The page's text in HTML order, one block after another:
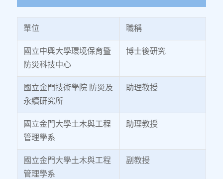
單位 職稱
國立中興大學環境保育暨
防災科技中心
博士後研究
國立金門技術學院 防災及
永續研究所
助理教授
國立金門大學土木與工程
管理學系
助理教授
國立金門大學土木與工程
管理學系
副教授